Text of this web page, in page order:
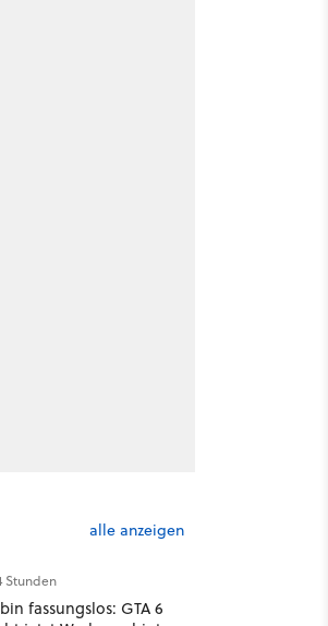
alle anzeigen
Stunden
fassungslos: GTA 6